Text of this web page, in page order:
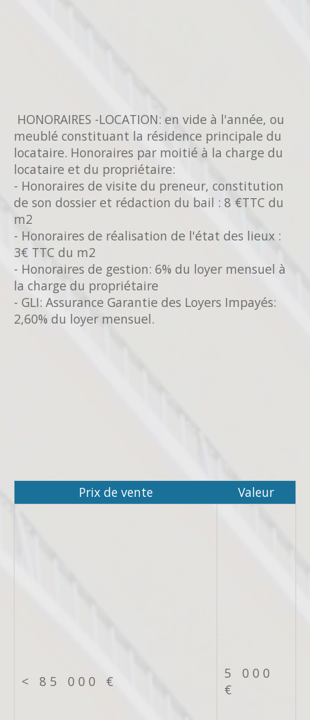
HONORAIRES -LOCATION: en vide à l'année, ou
meublé constituant la résidence principale du
locataire. Honoraires par moitié à la charge du
locataire et du propriétaire:
- Honoraires de visite du preneur, constitution
de son dossier et rédaction du bail : 8 €TTC du
m2
- Honoraires de réalisation de l'état des lieux :
3€ TTC du m2
- Honoraires de gestion: 6% du loyer mensuel à
la charge du propriétaire
- GLI: Assurance Garantie des Loyers Impayés:
2,60% du loyer mensuel.
Prix de vente Valeur
< 85 000 €
5 000
€